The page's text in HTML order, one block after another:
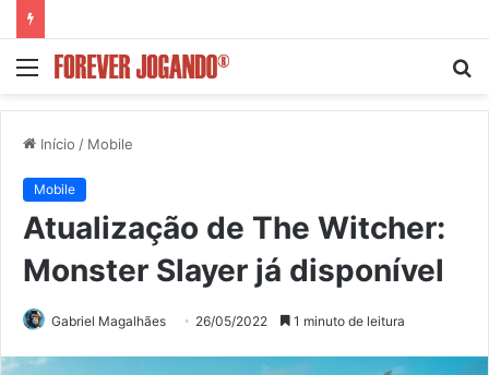
Menu
Início / Mobile
Mobile
Atualização de The Witcher:
Monster Slayer já disponível
Gabriel Magalhães 26/05/2022 1 minuto de leitura